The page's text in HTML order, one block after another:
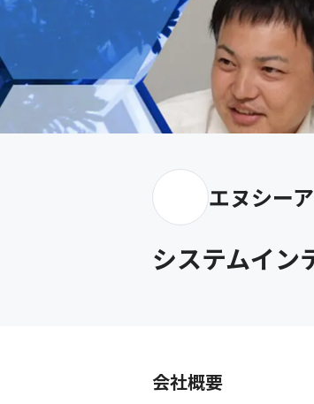
エヌシー
システムイン
会社概要